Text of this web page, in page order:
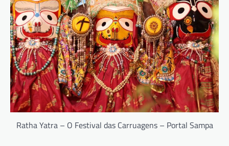
Ratha Yatra – O Festival das Carruagens – Portal Sampa